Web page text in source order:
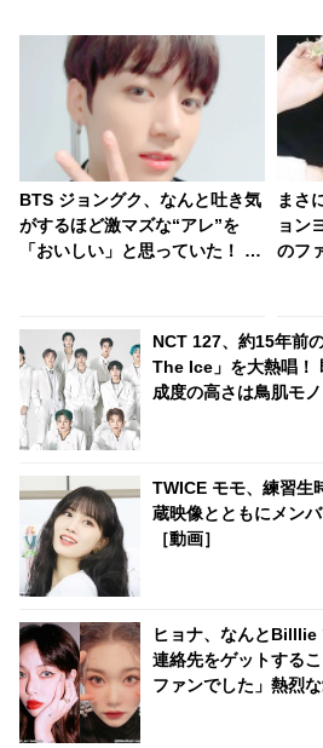
BTS ジョングク、なんと吐き気
がするほど激マズな“アレ”を
「おいしい」と思っていた！ 明
り… メンバーのだれもが酷評し
たその食べ物の正体とは
まさ
ョン
のフ
を届
NCT 127、約15年前
The Ice」を大熱唱！
成度の高さは鳥肌モ
TWICE モモ、練習生
蔵映像とともにメン
［動画］
ヒョナ、なんとBilllie
連絡先をゲットする
ファンでした」熱烈